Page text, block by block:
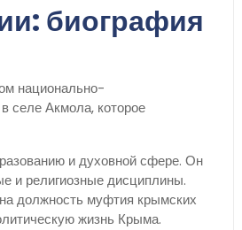
биография
национально-
селе Акмола, которое
и духовной сфере. Он
и религиозные дисциплины.
должность муфтия крымских
жизнь Крыма.